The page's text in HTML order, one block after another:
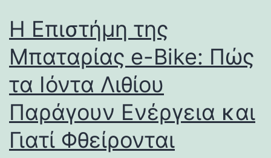
Η Επιστήμη της
Μπαταρίας e-Bike: Πώς
τα Ιόντα Λιθίου
Παράγουν Ενέργεια και
Γιατί Φθείρονται